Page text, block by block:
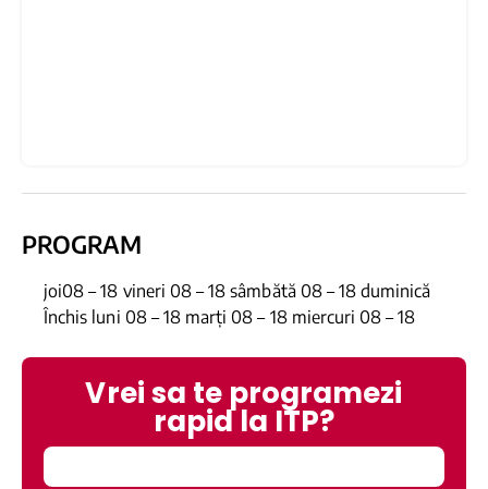
PROGRAM
joi08 – 18 vineri 08 – 18 sâmbătă 08 – 18 duminică
Închis luni 08 – 18 marți 08 – 18 miercuri 08 – 18
Vrei sa te programezi
rapid la ITP?